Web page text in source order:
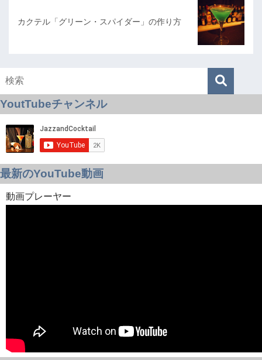
カクテル「グリーン・スパイダー」の作り方
YoutTubeチャンネル
最新のYouTube動画
動画プレーヤー